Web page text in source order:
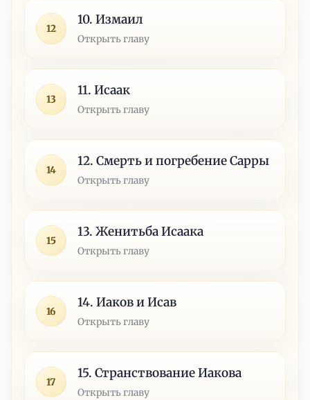
12
10. Измаил
Открыть главу
13
11. Исаак
Открыть главу
14
12. Смерть и погребение Сарры
Открыть главу
15
13. Женитьба Исаака
Открыть главу
16
14. Иаков и Исав
Открыть главу
17
15. Странствование Иакова
Открыть главу